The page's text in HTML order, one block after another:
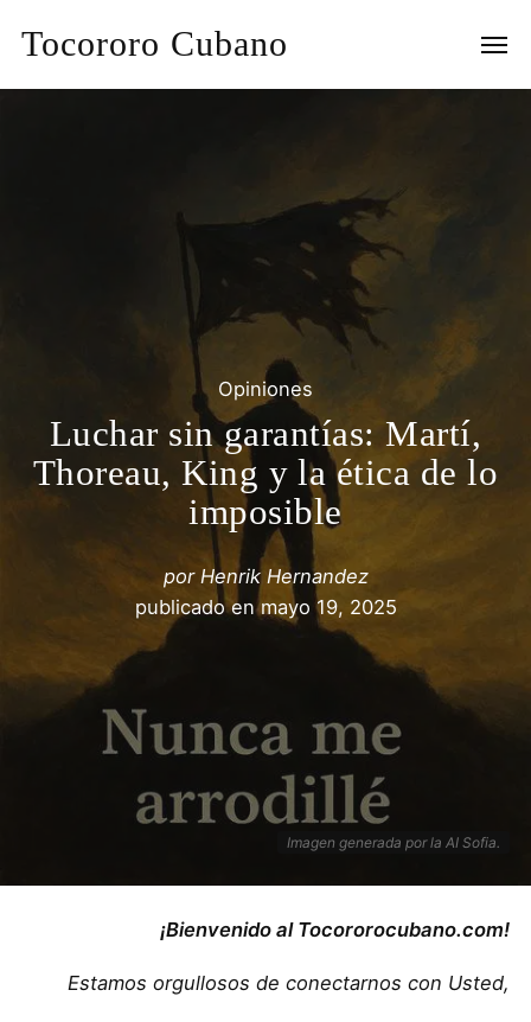
Tocororo Cubano
Opiniones
Luchar sin garantías: Martí,
Thoreau, King y la ética de lo
imposible
por Henrik Hernandez
publicado enmayo 19, 2025
Imagen generada por la AI Sofia.
¡Bienvenido al Tocororocubano.com!
Estamos orgullosos de conectarnos con Usted,